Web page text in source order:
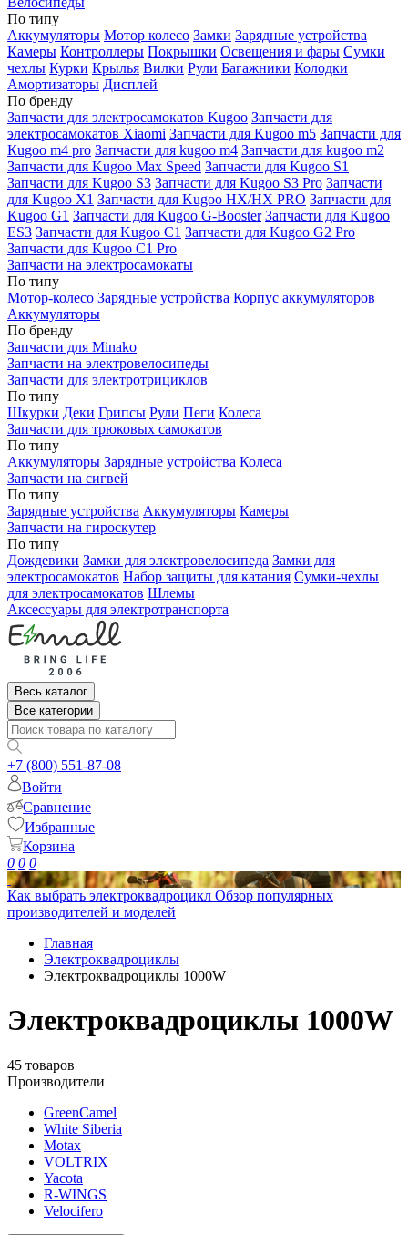
По типу
Аккумуляторы Мотор колесо Замки Зарядные устройства
Камеры Контроллеры Покрышки Освещения и фары Сумки
чехлы Курки Крылья Вилки Рули Багажники Колодки
Амортизаторы Дисплей
По бренду
Запчасти для электросамокатов Kugoo Запчасти для
электросамокатов Xiaomi Запчасти для Kugoo m5 Запчасти для
Кugoo m4 pro Запчасти для kugoo m4 Запчасти для kugoo m2
Запчасти для Kugoo Max Speed Запчасти для Kugoo S1
Запчасти для Kugoo S3 Запчасти для Kugoo S3 Pro Запчасти
для Kugoo X1 Запчасти для Kugoo HX/HX PRO Запчасти для
Kugoo G1 Запчасти для Kugoo G-Booster Запчасти для Kugoo
ES3 Запчасти для Kugoo C1 Запчасти для Kugoo G2 Pro
Запчасти для Kugoo C1 Pro
Запчасти на электросамокаты
По типу
Мотор-колесо Зарядные устройства Корпус аккумуляторов
Аккумуляторы
По бренду
Запчасти для Minako
Запчасти на электровелосипеды
Запчасти для электротрициклов
По типу
Шкурки Деки Грипсы Рули Пеги Колеса
Запчасти для трюковых самокатов
По типу
Аккумуляторы Зарядные устройства Колеса
Запчасти на сигвей
По типу
Зарядные устройства Аккумуляторы Камеры
Запчасти на гироскутер
По типу
Дождевики Замки для электровелосипеда Замки для
электросамокатов Набор защиты для катания Сумки-чехлы
для электросамокатов Шлемы
Аксессуары для электротранспорта
Весь каталог
Все категории
+7 (800) 551-87-08
Войти
Сравнение
Избранные
Корзина
0 0 0
Как выбрать электроквадроцикл Обзор популярных
производителей и моделей
Главная
Электроквадроциклы
Электроквадроциклы 1000W
Электроквадроциклы 1000W
45 товаров
Производители
GreenCamel
White Siberia
Motax
VOLTRIX
Yacota
R-WINGS
Velocifero